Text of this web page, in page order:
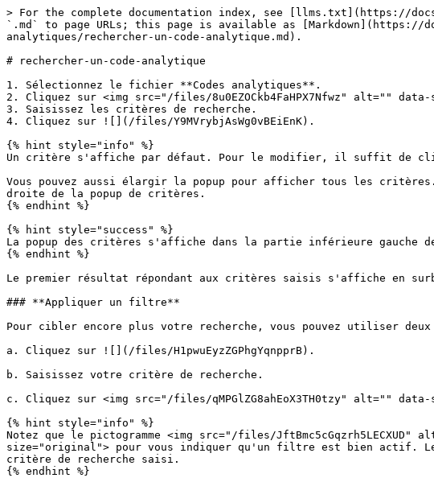
> For the complete documentation index, see [llms.txt](https://
`.md` to page URLs; this page is available as [Markdown](https://
analytiques/rechercher-un-code-analytique.md).
# rechercher-un-code-analytique
1. Sélectionnez le fichier **Codes analytiques**.
2. Cliquez sur <img src="/files/8u0EZOCkb4FaHPX7Nfwz" alt=""
3. Saisissez les critères de recherche.
4. Cliquez sur ![](/files/Y9MVrybjAsWg0vBEiEnK).
{% hint style="info" %}
Un critère s'affiche par défaut. Pour le modifier, il suffit de
Vous pouvez aussi élargir la popup pour afficher tous les critères.
droite de la popup de critères.
{% endhint %}
{% hint style="success" %}
La popup des critères s'affiche dans la partie inférieure gauche
{% endhint %}
Le premier résultat répondant aux critères saisis s'affiche en
### **Appliquer un filtre**
Pour cibler encore plus votre recherche, vous pouvez utiliser
a. Cliquez sur ![](/files/H1pwuEyzZGPhgYqnpprB).
b. Saisissez votre critère de recherche.
c. Cliquez sur <img src="/files/qMPGlZG8ahEoX3TH0tzy" alt=""
{% hint style="info" %}
Notez que le pictogramme <img src="/files/
size="original"> pour vous indiquer qu'un filtre est bien actif. Le
critère de recherche saisi.
{% endhint %}